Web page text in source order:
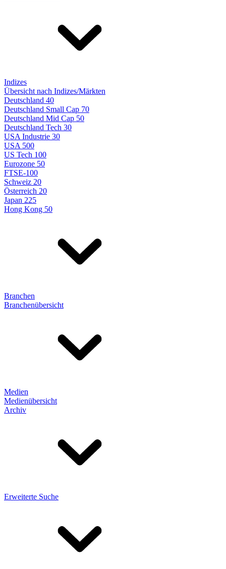
Indizes
Übersicht nach Indizes/Märkten
Deutschland 40
Deutschland Small Cap 70
Deutschland Mid Cap 50
Deutschland Tech 30
USA Industrie 30
USA 500
US Tech 100
Eurozone 50
FTSE-100
Schweiz 20
Österreich 20
Japan 225
Hong Kong 50
Branchen
Branchenübersicht
Medien
Medienübersicht
Archiv
Erweiterte Suche